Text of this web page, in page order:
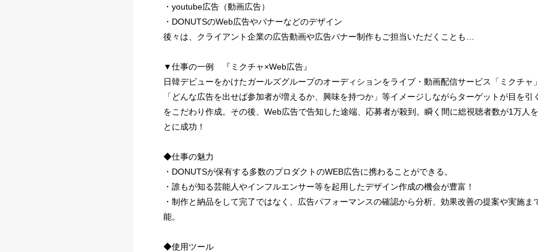
・youtube広告（動画広告）
・DONUTSのWeb広告やバナーなどのデザイン
後々は、クライアント企業の広告動画や広告バナー制作もご担当いただくことも…
▼仕事の一例 『ミクチャ×Web広告』
日韓デビューをかけたガールズグループのオーディションをライブ・動画配信サービス「ミクチャ
「どんな広告を出せば参加者が増えるか、興味を持つか」等イメージしながらターゲットが目を
をこだわり作成。その後、Web広告で告知した途端、応募者が殺到。瞬く間に総視聴者数が1万人
とに成功！
◆仕事の魅力
・DONUTSが保有する多数のプロダクトのWEB広告に携わることができる。
・誰もが知る芸能人やインフルエンサー等を起用したデザイン作成の機会が豊富！
・制作と納品をして完了ではなく、広告パフォーマンスの確認から分析、効果改善の提案や実施
能。
◆使用ツール